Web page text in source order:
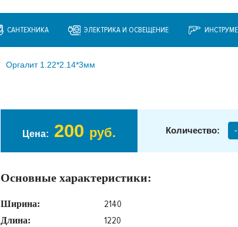
САНТЕХНИКА ЭЛЕКТРИКА И ОСВЕЩЕНИЕ
Оргалит 1.22*2.14*3мм
Цена: 200 руб. Количество: -
Основные характеристики:
Ширина: 2140
Длина: 1220